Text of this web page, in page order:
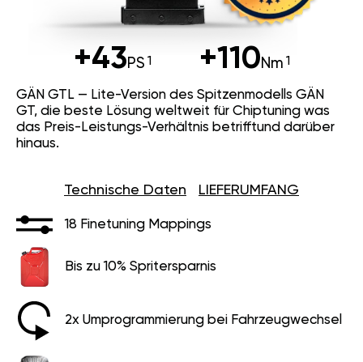
+43PS +110Nm
GÄN GTL — Lite-Version des Spitzenmodells GÄN
GT, die beste Lösung weltweit für Chiptuning was
das Preis-Leistungs-Verhältnis betrifftund darüber
hinaus.
Technische Daten LIEFERUMFANG
18 Finetuning Mappings
Bis zu 10% Spritersparnis
2x Umprogrammierung bei Fahrzeugwechsel